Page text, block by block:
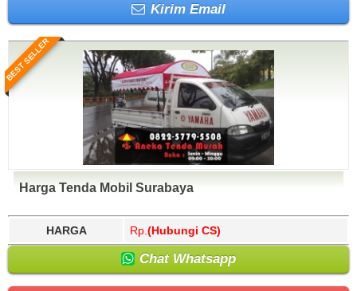
Kirim Email
BEST SELLER
Harga Tenda Mobil Surabaya
HARGA Rp. (Hubungi CS)
Chat Whatsapp